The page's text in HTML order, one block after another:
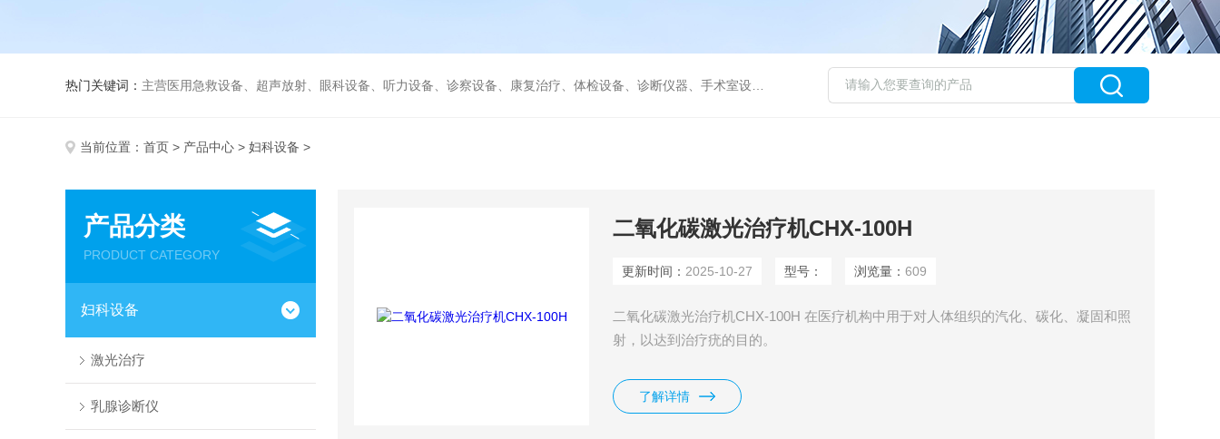
热门关键词： 主营医用急救设备、超声放射、眼科设备、听力设备、诊察设备、康复治疗、体检设备、诊断仪器、手术室设备急救室、监护设备诊疗室等医疗设备。
当前位置： 首页 > 产品中心 > 妇科设备 >
产品分类
PRODUCT CATEGORY
妇科设备
激光治疗
乳腺诊断仪
二氧化碳激光治疗机CHX-100H
更新时间： 2025-10-27 型号： 浏览量：609
二氧化碳激光治疗机CHX-100H 在医疗机构中用于对人体组织的汽化、碳化、凝固和照
射，以达到治疗疣的目的。
了解详情